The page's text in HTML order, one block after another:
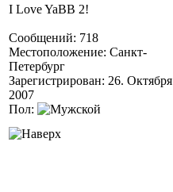
I Love YaBB 2!
Сообщений: 718
Местоположение: Санкт-
Петербург
Зарегистрирован: 26. Октября
2007
Пол: